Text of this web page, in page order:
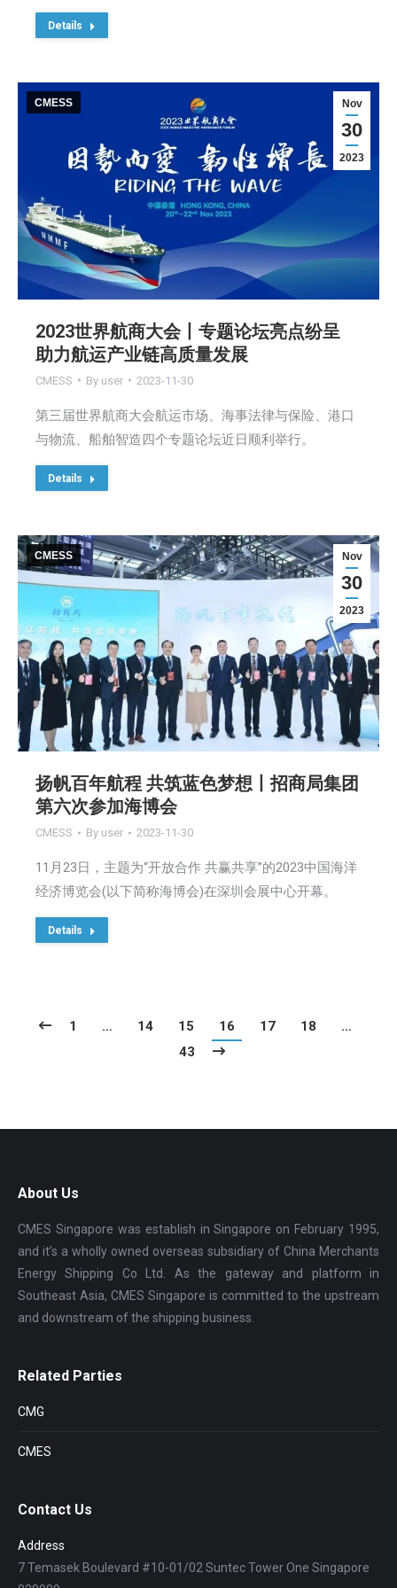
Details
Nov
30
2023
CMESS
2023世界航商大会丨专题论坛亮点纷呈
助力航运产业链高质量发展
CMESS By user 2023-11-30
第三届世界航商大会航运市场、海事法律与保险、港口
与物流、船舶智造四个专题论坛近日顺利举行。
Details
Nov
30
2023
CMESS
扬帆百年航程 共筑蓝色梦想丨招商局集团
第六次参加海博会
CMESS By user 2023-11-30
11月23日，主题为“开放合作 共赢共享”的2023中国海洋
经济博览会(以下简称海博会)在深圳会展中心开幕。
Details
1 … 14 15 16 17 18
…
43
About Us
CMES Singapore was establish in Singapore on February 1995,
and it’s a wholly owned overseas subsidiary of China Merchants
Energy Shipping Co Ltd. As the gateway and platform in
Southeast Asia, CMES Singapore is committed to the upstream
and downstream of the shipping business.
Related Parties
CMG
CMES
Contact Us
Address
7 Temasek Boulevard #10-01/02 Suntec Tower One Singapore